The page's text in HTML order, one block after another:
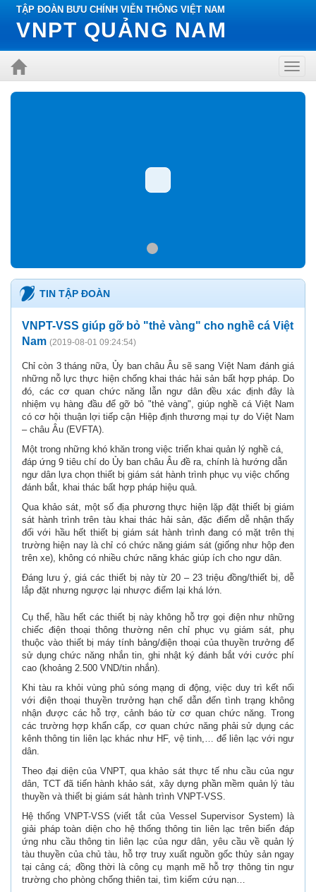
TẬP ĐOÀN BƯU CHÍNH VIỄN THÔNG VIỆT NAM
VNPT QUẢNG NAM
TIN TẬP ĐOÀN
VNPT-VSS giúp gỡ bỏ "thẻ vàng" cho nghề cá Việt
Nam (2019-08-01 09:24:54)
Chỉ còn 3 tháng nữa, Ủy ban châu Âu sẽ sang Việt Nam đánh giá
những nỗ lực thực hiện chống khai thác hải sản bất hợp pháp. Do
đó, các cơ quan chức năng lẫn ngư dân đều xác định đây là
nhiệm vụ hàng đầu để gỡ bỏ "thẻ vàng", giúp nghề cá Việt Nam
có cơ hội thuận lợi tiếp cận Hiệp định thương mại tự do Việt Nam
– châu Âu (EVFTA).
Một trong những khó khăn trong việc triển khai quản lý nghề cá,
đáp ứng 9 tiêu chí do Ủy ban châu Âu đề ra, chính là hướng dẫn
ngư dân lựa chọn thiết bị giám sát hành trình phục vụ việc chống
đánh bắt, khai thác bất hợp pháp hiệu quả.
Qua khảo sát, một số địa phương thực hiện lặp đặt thiết bị giám
sát hành trình trên tàu khai thác hải sản, đặc điểm dễ nhận thấy
đối với hầu hết thiết bị giám sát hành trình đang có mặt trên thị
trường hiện nay là chỉ có chức năng giám sát (giống như hộp đen
trên xe), không có nhiều chức năng khác giúp ích cho ngư dân.
Đáng lưu ý, giá các thiết bị này từ 20 – 23 triệu đồng/thiết bị, dễ
lắp đặt nhưng ngược lại nhược điểm lại khá lớn.
Cụ thể, hầu hết các thiết bị này không hỗ trợ gọi điện như những
chiếc điện thoại thông thường nên chỉ phục vụ giám sát, phụ
thuộc vào thiết bị máy tính bảng/điện thoại của thuyền trưởng để
sử dụng chức năng nhắn tin, ghi nhật ký đánh bắt với cước phí
cao (khoảng 2.500 VND/tin nhắn).
Khi tàu ra khỏi vùng phủ sóng mạng di động, việc duy trì kết nối
với điện thoại thuyền trưởng hạn chế dẫn đến tình trạng không
nhận được các hỗ trợ, cảnh báo từ cơ quan chức năng. Trong
các trường hợp khẩn cấp, cơ quan chức năng phải sử dụng các
kênh thông tin liên lạc khác như HF, vệ tinh,… để liên lạc với ngư
dân.
Theo đại diện của VNPT, qua khảo sát thực tế nhu cầu của ngư
dân, TCT đã tiến hành khảo sát, xây dựng phần mềm quản lý tàu
thuyền và thiết bị giám sát hành trình VNPT-VSS.
Hệ thống VNPT-VSS (viết tắt của Vessel Supervisor System) là
giải pháp toàn diện cho hệ thống thông tin liên lạc trên biển đáp
ứng nhu cầu thông tin liên lạc của ngư dân, yêu cầu về quản lý
tàu thuyền của chủ tàu, hỗ trợ truy xuất nguồn gốc thủy sản ngay
tại cảng cá; đồng thời là công cụ mạnh mẽ hỗ trợ thông tin ngư
trường cho phòng chống thiên tai, tìm kiếm cứu nạn…